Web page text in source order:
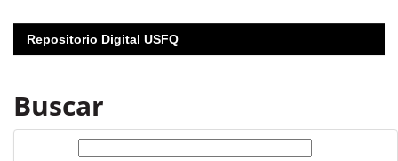
Repositorio Digital USFQ
Buscar